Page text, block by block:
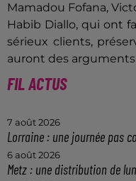
Mamadou Fofana,
Habib Diallo, qui ont
sérieux clients,
auront des arguments
FIL ACTUS
7 août 2026
Lorraine : une journée pas
6 août 2026
Metz : une distribution de